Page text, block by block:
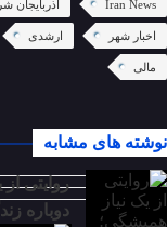
Iran News آذربایجان
اخبار شهر ارشدی
مالی
نوشته های مشابه
روایتی
دوباره